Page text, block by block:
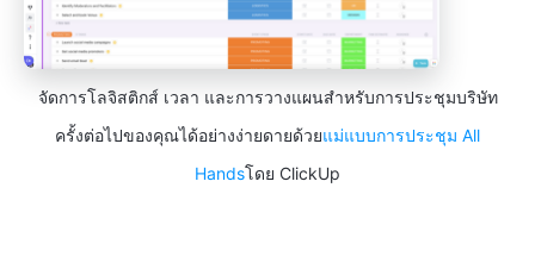
จัดการโลจิสติกส์ เวลา และการวางแผนสำหรับการประชุมบริษัท
ครั้งต่อไปของคุณได้อย่างง่ายดายด้วยแม่แบบการประชุม All
Handsโดย ClickUp